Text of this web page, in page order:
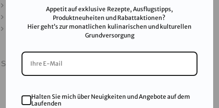
SALINEN AUSTRIA AG ist nach GMP, IFS, QS, ISO 9001,
ISO 14001 u.v.m. zertifiziert und garantiert höchste
Appetit auf exklusive Rezepte, Ausflugstipps,
Produktneuheiten und Rabattaktionen?
Hier geht’s zur monatlichen kulinarischen und kulturellen
Grundversorgung
Halten Sie mich über Neuigkeiten und Angebote auf dem
Laufenden